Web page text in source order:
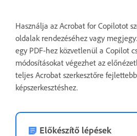
Használja az Acrobat for Copilotot
oldalak rendezéséhez vagy
egy PDF-hez közvetlenül a Copilot
módosításokat végezhet az
teljes Acrobat szerkesztőre
képszerkesztéshez.
Előkészítő lépések